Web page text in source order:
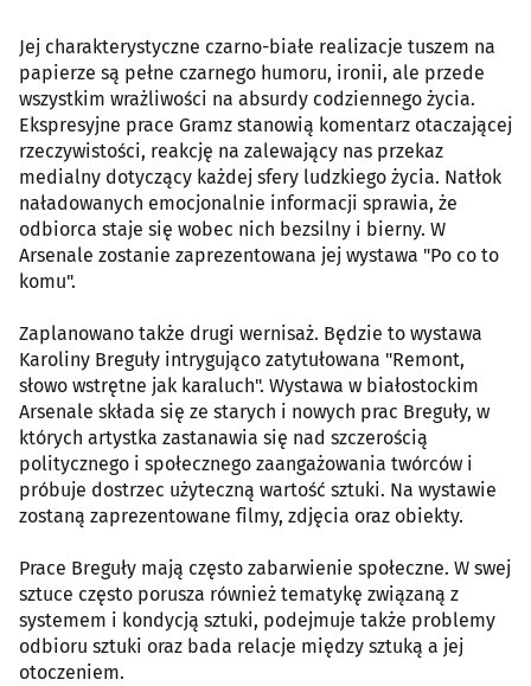
Jej charakterystyczne czarno-białe realizacje tuszem na
papierze są pełne czarnego humoru, ironii, ale przede
wszystkim wrażliwości na absurdy codziennego życia.
Ekspresyjne prace Gramz stanowią komentarz otaczającej
rzeczywistości, reakcję na zalewający nas przekaz
medialny dotyczący każdej sfery ludzkiego życia. Natłok
naładowanych emocjonalnie informacji sprawia, że
odbiorca staje się wobec nich bezsilny i bierny. W
Arsenale zostanie zaprezentowana jej wystawa "Po co to
komu".
Zaplanowano także drugi wernisaż. Będzie to wystawa
Karoliny Breguły intrygująco zatytułowana "Remont,
słowo wstrętne jak karaluch". Wystawa w białostockim
Arsenale składa się ze starych i nowych prac Breguły, w
których artystka zastanawia się nad szczerością
politycznego i społecznego zaangażowania twórców i
próbuje dostrzec użyteczną wartość sztuki. Na wystawie
zostaną zaprezentowane filmy, zdjęcia oraz obiekty.
Prace Breguły mają często zabarwienie społeczne. W swej
sztuce często porusza również tematykę związaną z
systemem i kondycją sztuki, podejmuje także problemy
odbioru sztuki oraz bada relacje między sztuką a jej
otoczeniem.